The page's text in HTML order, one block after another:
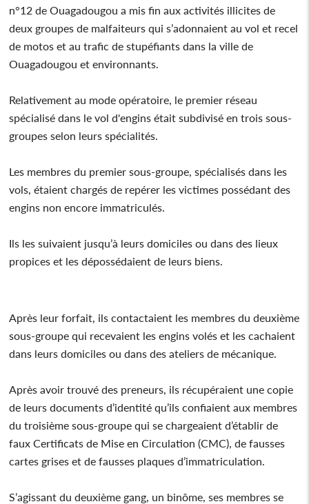
n°12 de Ouagadougou a mis fin aux activités illicites de
deux groupes de malfaiteurs qui s’adonnaient au vol et recel
de motos et au trafic de stupéfiants dans la ville de
Ouagadougou et environnants.
Relativement au mode opératoire, le premier réseau
spécialisé dans le vol d'engins était subdivisé en trois sous-
groupes selon leurs spécialités.
Les membres du premier sous-groupe, spécialisés dans les
vols, étaient chargés de repérer les victimes possédant des
engins non encore immatriculés.
Ils les suivaient jusqu’à leurs domiciles ou dans des lieux
propices et les dépossédaient de leurs biens.
Après leur forfait, ils contactaient les membres du deuxième
sous-groupe qui recevaient les engins volés et les cachaient
dans leurs domiciles ou dans des ateliers de mécanique.
Après avoir trouvé des preneurs, ils récupéraient une copie
de leurs documents d’identité qu’ils confiaient aux membres
du troisième sous-groupe qui se chargeaient d’établir de
faux Certificats de Mise en Circulation (CMC), de fausses
cartes grises et de fausses plaques d’immatriculation.
S’agissant du deuxième gang, un binôme, ses membres se